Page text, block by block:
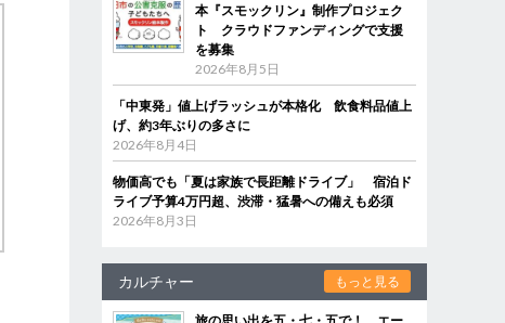
本『スモックリン』制作プロジェク
ト クラウドファンディングで支援
を募集
2026年8月5日
「中東発」値上げラッシュが本格化 飲食料品値上
げ、約3年ぶりの多さに
2026年8月4日
物価高でも「夏は家族で長距離ドライブ」 宿泊ド
ライブ予算4万円超、渋滞・猛暑への備えも必須
2026年8月3日
カルチャー もっと見る